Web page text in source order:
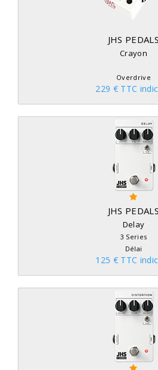
JHS PEDALS
Crayon
Overdrive
229 € TTC
JHS PEDALS
Delay
3 Series
Délai
125 € TTC